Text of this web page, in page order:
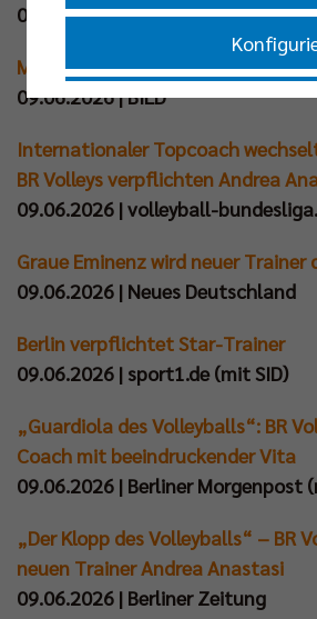
09.06.2026 | rbb24
Meister holt den „Klopp des
09.06.2026 | BILD
Internationaler Topcoach
BR Volleys verpflichten Andrea
09.06.2026 | volleyball-
Graue Eminenz wird neuer Trainer
09.06.2026 | Neues Deutschland
Berlin verpflichtet Star-Trainer
09.06.2026 | sport1.de (mit SID)
„Guardiola des Volleyballs“: BR
Coach mit beeindruckender Vita
09.06.2026 | Berliner Morgenpost
„Der Klopp des Volleyballs“ – BR
neuen Trainer Andrea Anastasi
09.06.2026 | Berliner Zeitung
Nur essenzielle
Impressum|